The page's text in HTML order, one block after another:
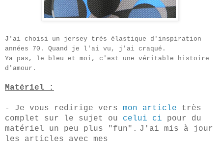
J'ai choisi un jersey très élastique d'inspiration
années 70. Quand je l'ai vu, j'ai craqué.
Ya pas, le bleu et moi, c'est une véritable histoire
d'amour.
Matériel :
- Je vous redirige vers mon article très
complet sur le sujet ou celui ci pour du
matériel un peu plus "fun". J'ai mis à jour
les articles avec mes